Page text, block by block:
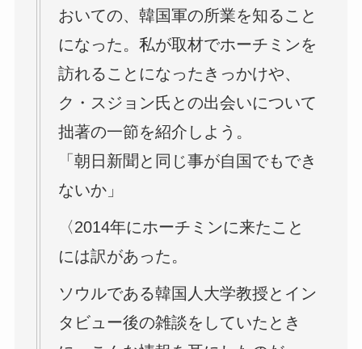
おいての、韓国軍の所業を知ること
になった。私が取材でホーチミンを
訪れることになったきっかけや、
ク・スジョン氏との出会いについて
拙著の一節を紹介しよう。
「朝日新聞と同じ事が自国でもでき
ないか」
〈2014年にホーチミンに来たこと
には訳があった。
ソウルである韓国人大学教授とイン
タビュー後の雑談をしていたとき